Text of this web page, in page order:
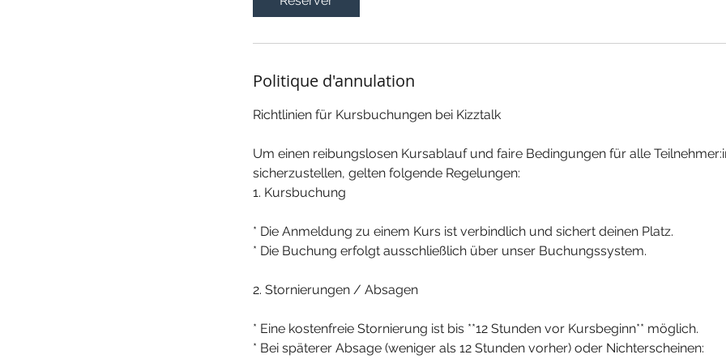
Politique d'annulation
Richtlinien für Kursbuchungen bei Kizztalk
Um einen reibungslosen Kursablauf und faire Bedingungen für alle
sicherzustellen, gelten folgende Regelungen:
1. Kursbuchung
* Die Anmeldung zu einem Kurs ist verbindlich und sichert deinen Platz.
* Die Buchung erfolgt ausschließlich über unser Buchungssystem.
2. Stornierungen / Absagen
* Eine kostenfreie Stornierung ist bis **12 Stunden vor Kursbeginn** möglich.
* Bei späterer Absage (weniger als 12 Stunden vorher) oder Nichterscheinen: